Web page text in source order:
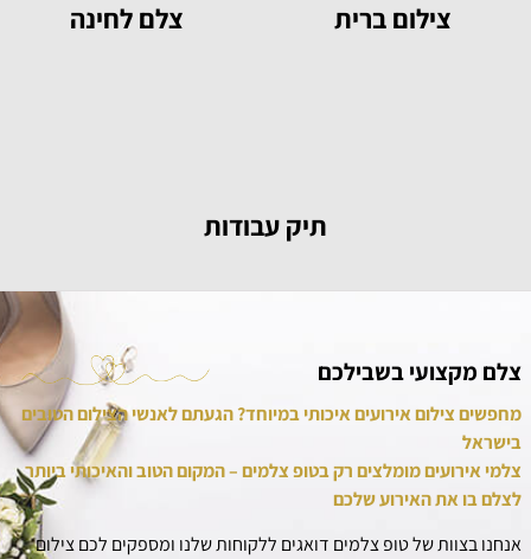
צילום ברית צלם לחינה
תיק עבודות
צלם מקצועי בשבילכם
מחפשים צילום אירועיםאיכותי במיוחד? הגעתם לאנשי הצילום הטובים
בישראל
צלמי אירועים מומלצים רק בטופ צלמים – המקום הטוב והאיכותי ביותר
לצלם בו את האירוע שלכם
אנחנו בצוות של טופ צלמים דואגים ללקוחות שלנו ומספקים לכם צילום